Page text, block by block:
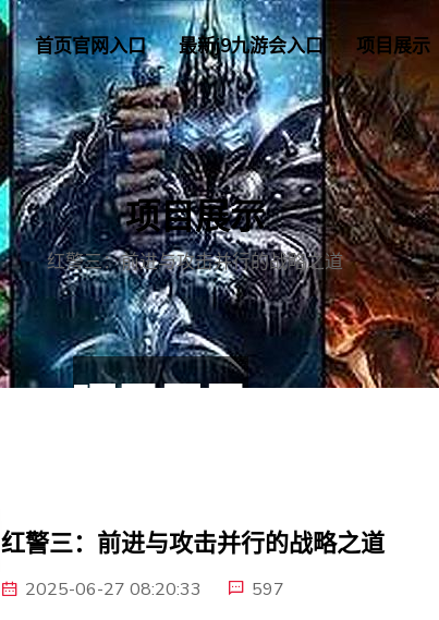
首页官网入口 最新j9九游会入口 项目展示
项目展示
红警三：前进与攻击并行的战略之道
红警三：前进与攻击并行的战略之道
2025-06-27 08:20:33 597